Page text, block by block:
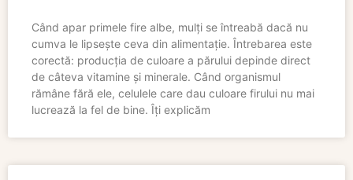
Când apar primele fire albe, mulți se întreabă dacă nu
cumva le lipsește ceva din alimentație. Întrebarea este
corectă: producția de culoare a părului depinde direct
de câteva vitamine și minerale. Când organismul
rămâne fără ele, celulele care dau culoare firului nu mai
lucrează la fel de bine. Îți explicăm